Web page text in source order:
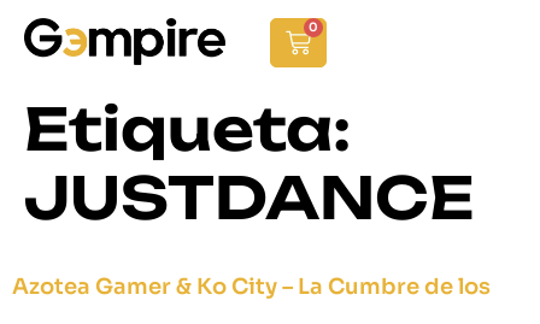
0
Etiqueta:
JUSTDANCE
Azotea Gamer & Ko City – La Cumbre de los